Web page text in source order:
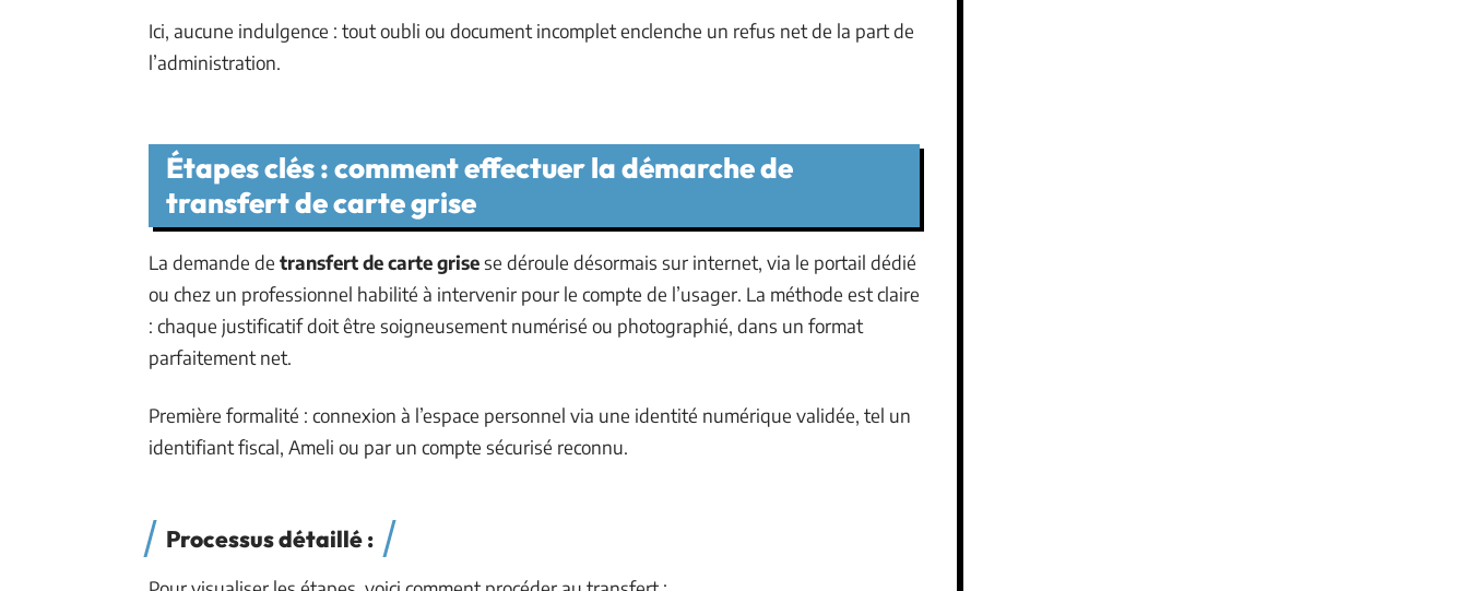
Ici, aucune indulgence : tout oubli ou document incomplet enclenche un refus net de la part de
l’administration.
Étapes clés : comment effectuer la démarche de
transfert de carte grise
La demande de transfert de carte grisese déroule désormais sur internet, via le portail dédié
ou chez un professionnel habilité à intervenir pour le compte de l’usager. La méthode est claire
: chaque justificatif doit être soigneusement numérisé ou photographié, dans un format
parfaitement net.
Première formalité : connexion à l’espace personnel via une identité numérique validée, tel un
identifiant fiscal, Ameli ou par un compte sécurisé reconnu.
Processus détaillé :